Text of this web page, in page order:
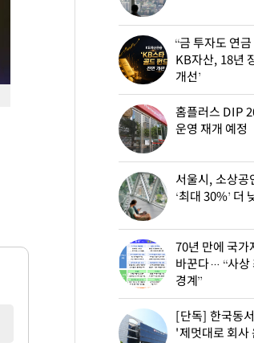
“금 투자도 연
KB자산, 18년
개선’
홈플러스 DIP
운영 재개 예정
서울시, 소상공
‘최대 30%’ 더
70년 만에 국가
바꾼다… “사상
경계”
[단독] 한국동
'제멋대로 회